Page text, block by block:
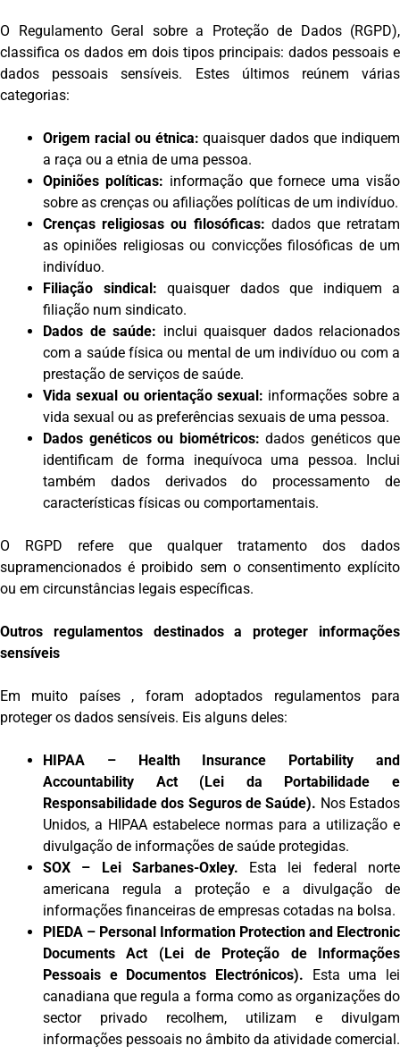
O Regulamento Geral sobre a Proteção de Dados (RGPD),
classifica os dados em dois tipos principais: dados pessoais e
dados pessoais sensíveis. Estes últimos reúnem várias
categorias:
Origem racial ou étnica: quaisquer dados que indiquem
a raça ou a etnia de uma pessoa.
Opiniões políticas: informação que fornece uma visão
sobre as crenças ou afiliações políticas de um indivíduo.
Crenças religiosas ou filosóficas: dados que retratam
as opiniões religiosas ou convicções filosóficas de um
indivíduo.
Filiação sindical: quaisquer dados que indiquem a
filiação num sindicato.
Dados de saúde: inclui quaisquer dados relacionados
com a saúde física ou mental de um indivíduo ou com a
prestação de serviços de saúde.
Vida sexual ou orientação sexual: informações sobre a
vida sexual ou as preferências sexuais de uma pessoa.
Dados genéticos ou biométricos: dados genéticos que
identificam de forma inequívoca uma pessoa. Inclui
também dados derivados do processamento de
características físicas ou comportamentais.
O RGPD refere que qualquer tratamento dos dados
supramencionados é proibido sem o consentimento explícito
ou em circunstâncias legais específicas.
Outros regulamentos destinados a proteger informações
sensíveis
Em muito países , foram adoptados regulamentos para
proteger os dados sensíveis. Eis alguns deles:
HIPAA – Health Insurance Portability and
Accountability Act (Lei da Portabilidade e
Responsabilidade dos Seguros de Saúde). Nos Estados
Unidos, a HIPAA estabelece normas para a utilização e
divulgação de informações de saúde protegidas.
SOX – Lei Sarbanes-Oxley. Esta lei federal norte
americana regula a proteção e a divulgação de
informações financeiras de empresas cotadas na bolsa.
PIEDA – Personal Information Protection and Electronic
Documents Act (Lei de Proteção de Informações
Pessoais e Documentos Electrónicos). Esta uma lei
canadiana que regula a forma como as organizações do
sector privado recolhem, utilizam e divulgam
informações pessoais no âmbito da atividade comercial.